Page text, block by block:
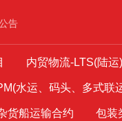
告
内贸物流-LTS(陆运)
水运、码头、多式联
货船运输合约 包装